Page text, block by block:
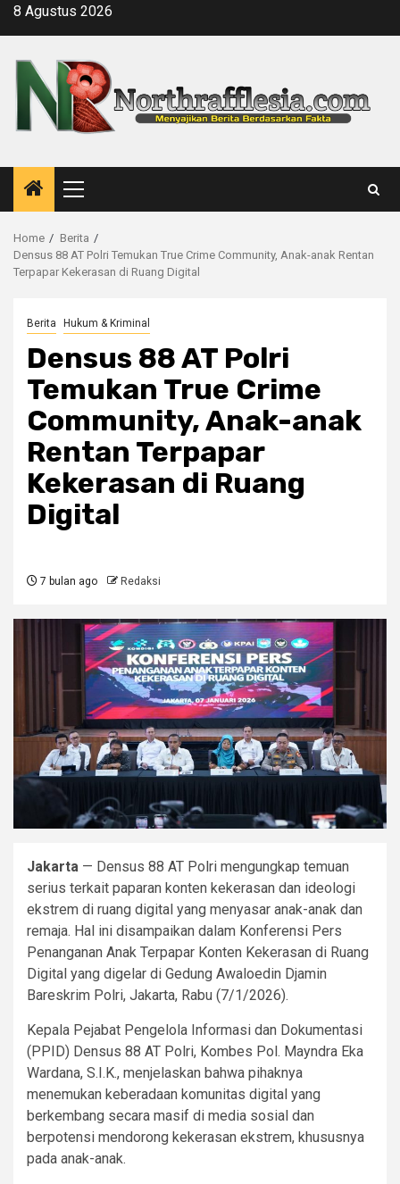
Skip8 Agustus 2026
Primary
Menu
Home
Berita
Densus 88 AT Polri Temukan True Crime Community, Anak-anak Rentan
Terpapar Kekerasan di Ruang Digital
Berita Hukum & Kriminal
Densus 88 AT Polri
Temukan True Crime
Community, Anak-anak
Rentan Terpapar
Kekerasan di Ruang
Digital
7 bulan ago Redaksi
Jakarta — Densus 88 AT Polri mengungkap temuan
serius terkait paparan konten kekerasan dan ideologi
ekstrem di ruang digital yang menyasar anak-anak dan
remaja. Hal ini disampaikan dalam Konferensi Pers
Penanganan Anak Terpapar Konten Kekerasan di Ruang
Digital yang digelar di Gedung Awaloedin Djamin
Bareskrim Polri, Jakarta, Rabu (7/1/2026).
Kepala Pejabat Pengelola Informasi dan Dokumentasi
(PPID) Densus 88 AT Polri, Kombes Pol. Mayndra Eka
Wardana, S.I.K., menjelaskan bahwa pihaknya
menemukan keberadaan komunitas digital yang
berkembang secara masif di media sosial dan
berpotensi mendorong kekerasan ekstrem, khususnya
pada anak-anak.